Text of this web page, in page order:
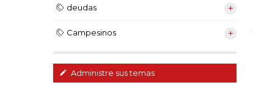
deudas
Campesinos
Administre sus temas